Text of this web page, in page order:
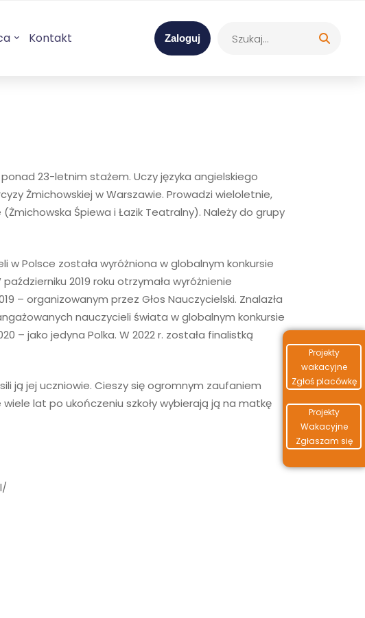
Projekty
wakacyjne
Zgłoś placówkę
Projekty
Wakacyjne
Zgłaszam się
Kontakt Zaloguj
23-letnim stażem. Uczy języka angielskiego
Żmichowskiej w Warszawie. Prowadzi wieloletnie,
Śpiewa i Łazik Teatralny). Należy do grupy
w Polsce została wyróżniona w globalnym konkursie
2019 roku otrzymała wyróżnienie
– organizowanym przez Głos Nauczycielski. Znalazła
nauczycieli świata w globalnym konkursie
– jako jedyna Polka. W 2022 r. została finalistką
ją jej uczniowie. Cieszy się ogromnym zaufaniem
wiele lat po ukończeniu szkoły wybierają ją na matkę